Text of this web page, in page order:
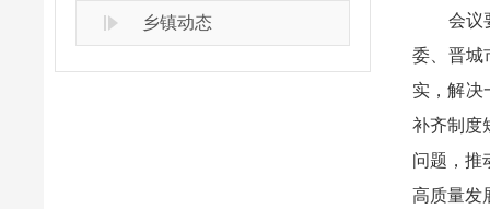
乡镇动态
会议要
委、晋城
实，解决
补齐制度
问题，推
高质量发